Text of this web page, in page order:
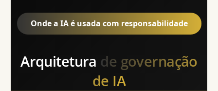
Onde a IA é usada com responsabilidade
Arquitetura de governação
de IA